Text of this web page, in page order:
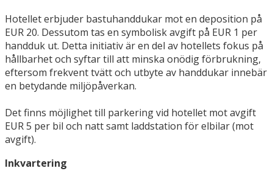
Hotellet erbjuder bastuhanddukar mot en deposition på
EUR 20. Dessutom tas en symbolisk avgift på EUR 1 per
handduk ut. Detta initiativ är en del av hotellets fokus på
hållbarhet och syftar till att minska onödig förbrukning,
eftersom frekvent tvätt och utbyte av handdukar innebär
en betydande miljöpåverkan.
Det finns möjlighet till parkering vid hotellet mot avgift
EUR 5 per bil och natt samt laddstation för elbilar (mot
avgift).
Inkvartering